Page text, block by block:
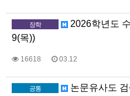
장학
2026학년도
9(목))
16618 03.12
공통
논문유사도